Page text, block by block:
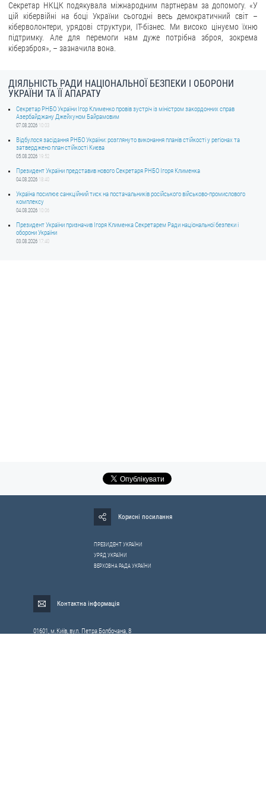
Секретар НКЦК подякувала міжнародним партнерам за допомогу. «У
цій кібервійні на боці України сьогодні весь демократичний світ –
кіберволонтери, урядові структури, ІТ-бізнес. Ми високо цінуємо їхню
підтримку. Але для перемоги нам дуже потрібна зброя, зокрема
кіберзброя», – зазначила вона.
ДІЯЛЬНІСТЬ РАДИ НАЦІОНАЛЬНОЇ БЕЗПЕКИ І ОБОРОНИ
УКРАЇНИ ТА ЇЇ АПАРАТУ
Секретар РНБО України Ігор Клименко провів зустріч із міністром закордонних справ
Азербайджану Джейхуном Байрамовим
07.08.2026 10:03
Відбулося засідання РНБО України: розглянуто виконання планів стійкості у регіонах та
затверджено план стійкості Києва
05.08.2026 19:52
Президент України представив нового Секретаря РНБО Ігоря Клименка
04.08.2026 18:40
Україна посилює санкційний тиск на постачальників російського військово-промислового
комплексу
04.08.2026 10:06
Президент України призначив Ігоря Клименка Секретарем Ради національної безпеки і
оборони України
03.08.2026 17:40
Корисні посилання
ПРЕЗИДЕНТ УКРАЇНИ
УРЯД УКРАЇНИ
ВЕРХОВНА РАДА УКРАЇНИ
Контактна інформація
01601, м.Київ, вул. Петра Болбочана, 8